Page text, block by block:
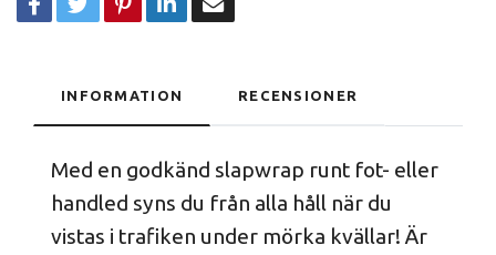
INFORMATION RECENSIONER
Med en godkänd slapwrap runt fot- eller
handled syns du från alla håll när du
vistas i trafiken under mörka kvällar! Är